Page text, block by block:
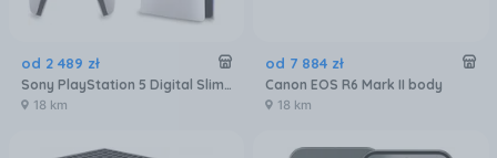
od 2 489 zł
Sony PlayStation 5 Digital Slim 825GB
18 km
od 7 884 zł
Canon EOS R6 Mark II body
18 km